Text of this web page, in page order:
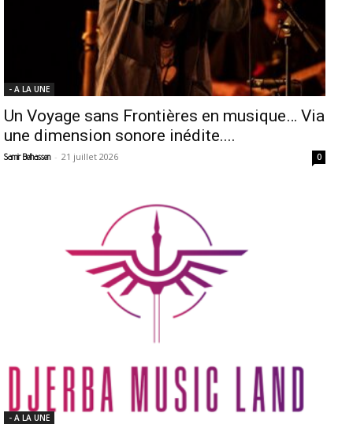
- A LA UNE
Un Voyage sans Frontières en musique… Via
une dimension sonore inédite....
Samir Belhassen - 21 juillet 2026 0
- A LA UNE